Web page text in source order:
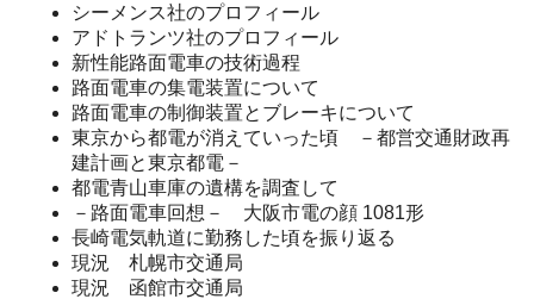
シーメンス社のプロフィール
アドトランツ社のプロフィール
新性能路面電車の技術過程
路面電車の集電装置について
路面電車の制御装置とブレーキについて
東京から都電が消えていった頃 －都営交通財政再
建計画と東京都電－
都電青山車庫の遺構を調査して
－路面電車回想－ 大阪市電の顔 1081形
長崎電気軌道に勤務した頃を振り返る
現況 札幌市交通局
現況 函館市交通局